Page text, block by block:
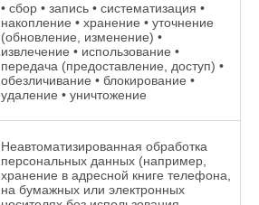
• сбор • запись • систематизация •
накопление • хранение • уточнение
(обновление, изменение) •
извлечение • использование •
передача (предоставление, доступ) •
обезличивание • блокирование •
удаление • уничтожение
Неавтоматизированная обработка
персональных данных (например,
хранение в адресной книге телефона,
на бумажных или электронных